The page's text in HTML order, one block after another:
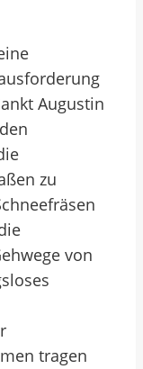
Augustin
zu
von
tragen